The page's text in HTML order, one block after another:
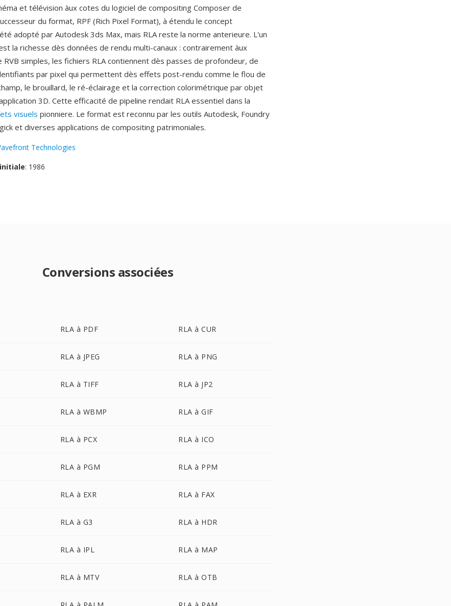
et télévision àux cotes du logiciel de compositing Composer de
du format, RPF (Rich Pixel Format), à étendu le concept
adopté par Autodesk 3ds Max, mais RLA reste la norme anterieure. L'un
la richesse dès données de rendu multi-canaux : contrairement àux
simples, les fichiers RLA contiennent dès passes de profondeur, de
par pixel qui permettent dès effets post-rendu comme le flou de
le brouillard, le ré-éclairage et la correction colorimétrique par objet
3D. Cette efficacité de pipeline rendait RLA essentiel dans la
visuels pionniere. Le format est reconnu par les outils Autodesk, Foundry
et diverses applications de compositing patrimoniales.
Technologies
: 1986
Conversions associées
RLA à PDF RLA à CUR
RLA à JPEG RLA à PNG
RLA à TIFF RLA à JP2
RLA à WBMP RLA à GIF
RLA à PCX RLA à ICO
RLA à PGM RLA à PPM
RLA à EXR RLA à FAX
RLA à G3 RLA à HDR
RLA à IPL RLA à MAP
RLA à MTV RLA à OTB